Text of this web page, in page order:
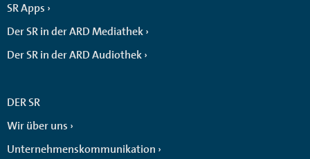
SR Apps
Der SR in der ARD Mediathek
Der SR in der ARD Audiothek
DER SR
Wir über uns
Unternehmenskommunikation